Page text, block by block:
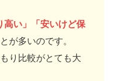
高い」「安いけど保
が多いのです。
り比較がとても大